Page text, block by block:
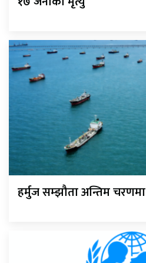
हर्मुज सम्झौता अन्तिम चरणमा